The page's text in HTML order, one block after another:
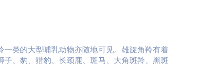
类的大型哺乳动物亦随地可见。雄旋角羚有着
、豹、猎豹、长颈鹿、斑马、大角斑羚、黑斑